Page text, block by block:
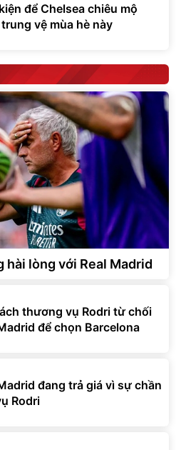
để Chelsea chiêu mộ
vệ mùa hè này
lòng với Real Madrid
thương vụ Rodri từ chối
để chọn Barcelona
đang trả giá vì sự chần
Rodri